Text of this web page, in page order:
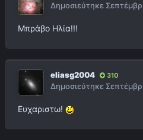
Δημοσιεύτηκε
Μπράβο Ηλία!!!
eliasg2004 310
Δημοσιεύτηκε
Ευχαριστω!